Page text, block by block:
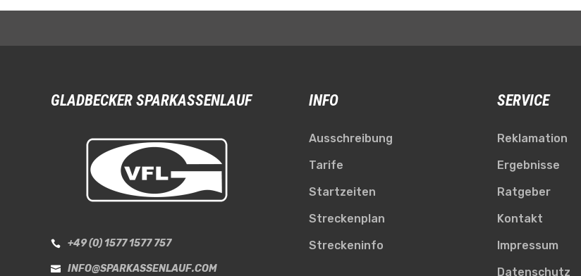
GLADBECKER SPARKASSENLAUF
 +49 (0) 1577 1577 757
 INFO@SPARKASSENLAUF.COM
INFO
Ausschreibung
Tarife
Startzeiten
Streckenplan
Streckeninfo
SERVICE
Reklamation
Ergebnisse
Ratgeber
Kontakt
Impressum
Datenschutz